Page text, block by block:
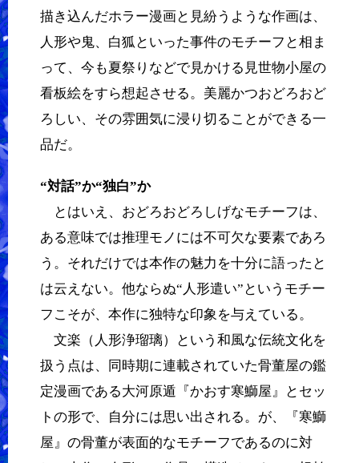
描き込んだホラー漫画と見紛うような作画は、
人形や鬼、白狐といった事件のモチーフと相ま
って、今も夏祭りなどで見かける見世物小屋の
看板絵をすら想起させる。美麗かつおどろおど
ろしい、その雰囲気に浸り切ることができる一
品だ。
“対話”か“独白”か
とはいえ、おどろおどろしげなモチーフは、
ある意味では推理モノには不可欠な要素であろ
う。それだけでは本作の魅力を十分に語ったと
は云えない。他ならぬ“人形遣い”というモチー
フこそが、本作に独特な印象を与えている。
文楽（人形浄瑠璃）という和風な伝統文化を
扱う点は、同時期に連載されていた骨董屋の鑑
定漫画である大河原遁『かおす寒鰤屋』とセッ
トの形で、自分には思い出される。が、『寒鰤
屋』の骨董が表面的なモチーフであるのに対